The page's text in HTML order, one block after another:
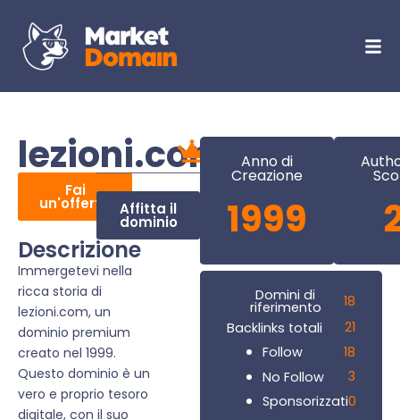
lezioni.com
Fai
un'offerta Affitta il
dominio
Descrizione
Immergetevi nella
ricca storia di
lezioni.com, un
dominio premium
creato nel 1999.
Questo dominio è un
vero e proprio tesoro
digitale, con il suo
Anno di
Creazione
1999
Domini di
riferimento
18
Backlinks totali
21
Follow
18
No Follow
3
Sponsorizzati0